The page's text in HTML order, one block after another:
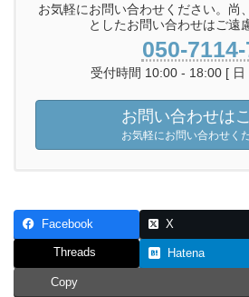
お気軽にお問い合わせください。尚
としたお問い合わせはご遠
050-
受付時間 10:00 - 18:00 [ 日
お問い合わせは
お気軽にお問い合わせく
Facebook X
Threads Hatena
Copy